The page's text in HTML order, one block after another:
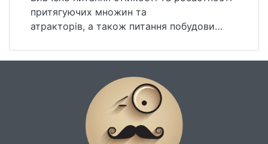
притягуючих множин та
атракторів, а також питання побудови
Для імпульсно-збурених систем була
розвинена якісна теорія рівномірних
притягуючих множин. При найбільш
загальних умовах на вхідні дані
встановлені ефективні достатні умови